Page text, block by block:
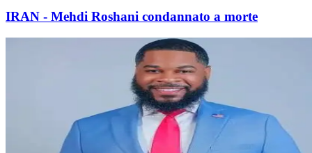
IRAN - Mehdi Roshani condannato a morte